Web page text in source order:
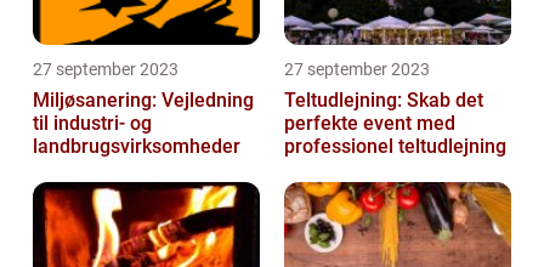
27 september 2023
Miljøsanering: Vejledning
til industri- og
landbrugsvirksomheder
27 september 2023
Teltudlejning: Skab det
perfekte event med
professionel teltudlejning